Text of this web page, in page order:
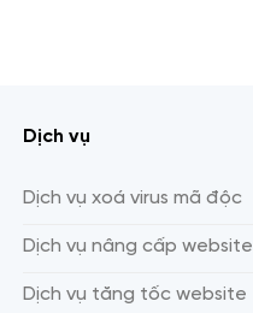
Dịch vụ
Dịch vụ xoá virus mã độc
Dịch vụ nâng cấp website
Dịch vụ tăng tốc website